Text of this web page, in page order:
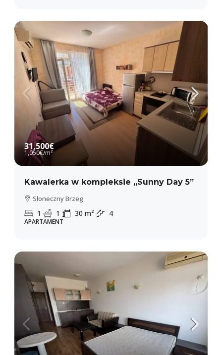
31,500€
1,050€/m²
Kawalerka w kompleksie „Sunny Day 5”
Słoneczny Brzeg
1 1 30 m² 4
APARTAMENT